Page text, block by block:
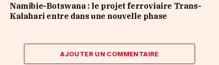
Namibie-Botswana : le projet ferroviaire Trans-
Kalahari entre dans une nouvelle phase
AJOUTER UN COMMENTAIRE